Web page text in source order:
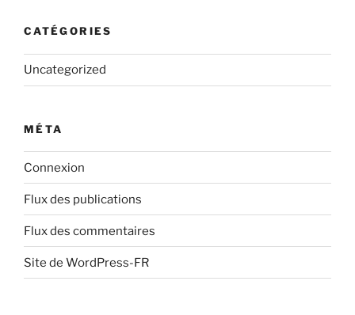
CATÉGORIES
Uncategorized
MÉTA
Connexion
Flux des publications
Flux des commentaires
Site de WordPress-FR